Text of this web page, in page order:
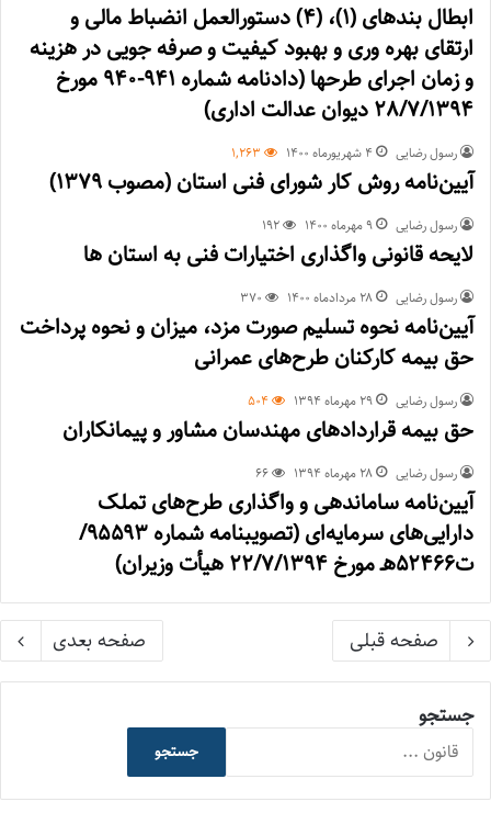
ابطال بندهای (1)، (4) دستورالعمل انضباط مالی و
ارتقای بهره وری و بهبود کیفیت و صرفه جویی در هزینه
و زمان اجرای طرحها (دادنامه شماره 941-940 مورخ
28/7/1394 دیوان عدالت اداری)
رسول رضایی ۴ شهریور‌ماه ۱۴۰۰ 1,263
آیین‌نامه روش کار شورای فنی استان (مصوب ۱۳۷۹)
رسول رضایی ۹ مهر‌ماه ۱۴۰۰ 192
لایحه قانونی واگذاری اختیارات فنی به استان ها
رسول رضایی ۲۸ مرداد‌ماه ۱۴۰۰ 370
آیین‌نامه نحوه تسلیم صورت مزد، میزان و نحوه پرداخت
حق بیمه کارکنان طرح‌های عمرانی
رسول رضایی ۲۹ مهر‌ماه ۱۳۹۴ 504
حق بیمه قراردادهای مهندسان مشاور و پیمانکاران
رسول رضایی ۲۸ مهر‌ماه ۱۳۹۴ 66
آیین‌نامه ساماندهی و واگذاری طرح‌های تملک
دارایی‌های سرمایه‌ای (تصویبنامه شماره ۹۵۵۹۳/
ت۵۲۴۶۶هـ مورخ ۲۲/۷/۱۳۹۴ هیأت وزیران)
صفحه قبلی صفحه بعدی
جستجو
جستجو